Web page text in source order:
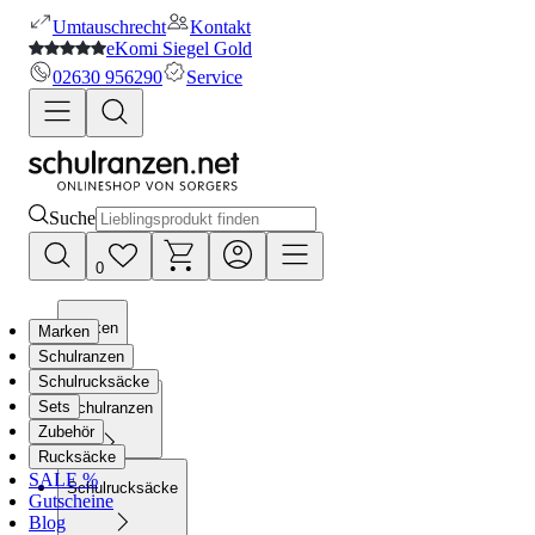
Umtauschrecht
Kontakt
eKomi Siegel Gold
02630 956290
Service
Suche
0
Marken
Schulranzen
Schulrucksäcke
Marken
Schulranzen
Schulrucksäcke
Sets
Zubehör
Rucksäcke
SALE %
Gutscheine
Blog